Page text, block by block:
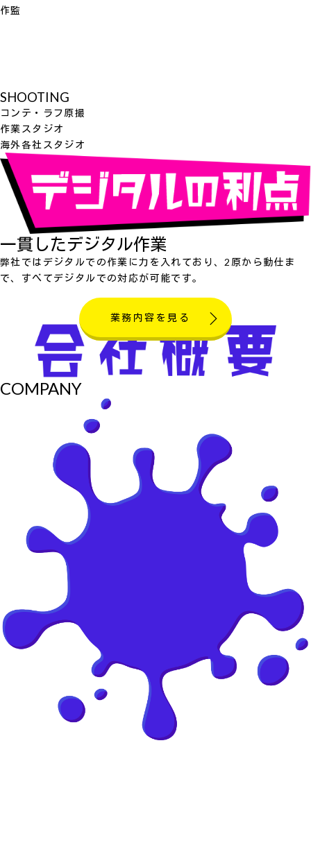
作監
SHOOTING
コンテ・ラフ原撮
作業スタジオ
海外各社スタジオ
一貫したデジタル作業
弊社ではデジタルでの作業に力を入れており、2原から動仕ま
で、すべてデジタルでの対応が可能です。
業務内容を見る
COMPANY